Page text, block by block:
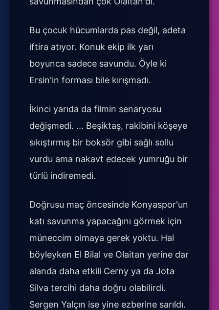
Bu çocuk hücumlarda pas değil, adeta
iftira atıyor. Konuk ekip ilk yarı
boyunca sadece savundu. Öyle ki
Ersin'in forması bile kırışmadı.
İkinci yarıda da filmin senaryosu
değişmedi. ... Beşiktaş, rakibini köşeye
sıkıştırmış bir boksör gibi sağlı sollu
vurdu ama nakavt edecek yumruğu bir
türlü indiremedi.
Doğrusu maç öncesinde Konyaspor'un
katı savunma yapacağını görmek için
müneccim olmaya gerek yoktu. Hal
böyleyken El Bilal ve Olaitan yerine dar
alanda daha etkili Cerny ya da Jota
Silva tercihi daha doğru olabilirdi.
Sergen Yalçın ise yine ezberine sarıldı.